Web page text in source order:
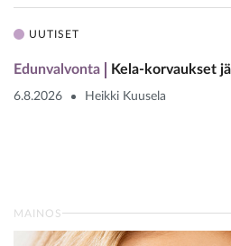
UUTISET
Edunvalvonta Kela-korvaukset
6.8.2026 Heikki Kuusela
MAINOS